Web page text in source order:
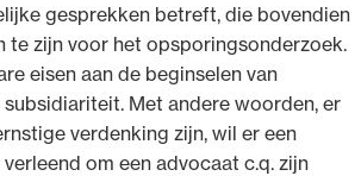
gesprekken betreft, die bovendien
te zijn voor het opsporingsonderzoek.
eisen aan de beginselen van
Met andere woorden, er
verdenking zijn, wil er een
om een advocaat c.q. zijn